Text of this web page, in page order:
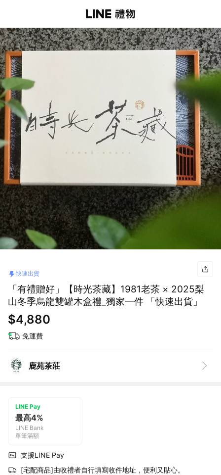
快速出貨
「有禮贈好」【時光茶藏】1981老茶 × 2025梨
山冬季烏龍雙罐木盒禮_獨家一件 「快速出貨」
$4,880
免運費
鹿苑茶莊
LINE Pay
最高4%
LINE Bank
單筆滿額
支援LINE Pay
[宅配商品]由收禮者自行填寫收件地址，便利又貼心。